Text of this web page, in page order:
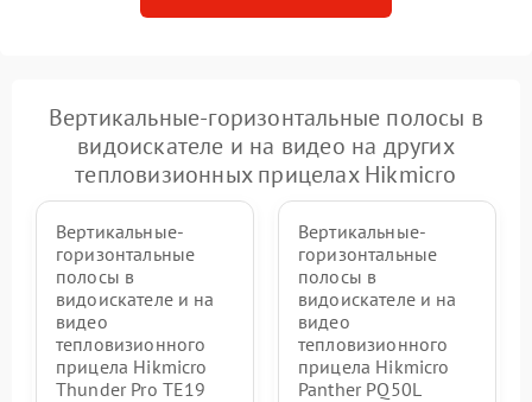
Вертикальные-горизонтальные полосы в
видоискателе и на видео на других
тепловизионных прицелах Hikmicro
Вертикальные-
горизонтальные
полосы в
видоискателе и на
видео
тепловизионного
прицела Hikmicro
Thunder Pro TE19
Вертикальные-
горизонтальные
полосы в
видоискателе и на
видео
тепловизионного
прицела Hikmicro
Panther PQ50L